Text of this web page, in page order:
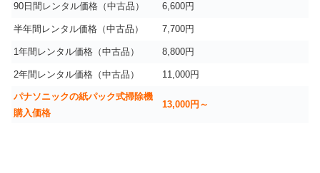
90日間レンタル価格（中古品） 6,600円
半年間レンタル価格（中古品） 7,700円
1年間レンタル価格（中古品） 8,800円
2年間レンタル価格（中古品） 11,000円
パナソニックの紙パック式掃除機
購入価格
13,000円～